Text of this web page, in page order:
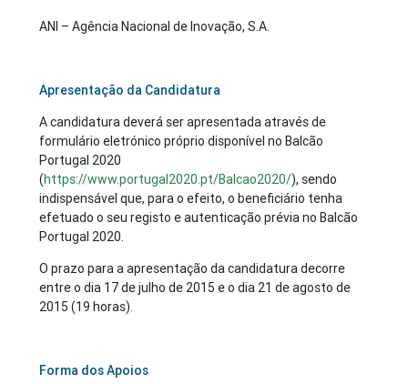
ANI – Agência Nacional de Inovação, S.A.
Apresentação da Candidatura
A candidatura deverá ser apresentada através de
formulário eletrónico próprio disponível no Balcão
Portugal 2020
(https://www.portugal2020.pt/Balcao2020/), sendo
indispensável que, para o efeito, o beneficiário tenha
efetuado o seu registo e autenticação prévia no Balcão
Portugal 2020.
O prazo para a apresentação da candidatura decorre
entre o dia 17 de julho de 2015 e o dia 21 de agosto de
2015 (19 horas).
Forma dos Apoios